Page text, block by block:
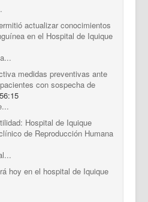
actualizar conocimientos
en el Hospital de Iquique
medidas preventivas ante
con sospecha de
Hospital de Iquique
de Reproducción Humana
hoy en el hospital de Iquique